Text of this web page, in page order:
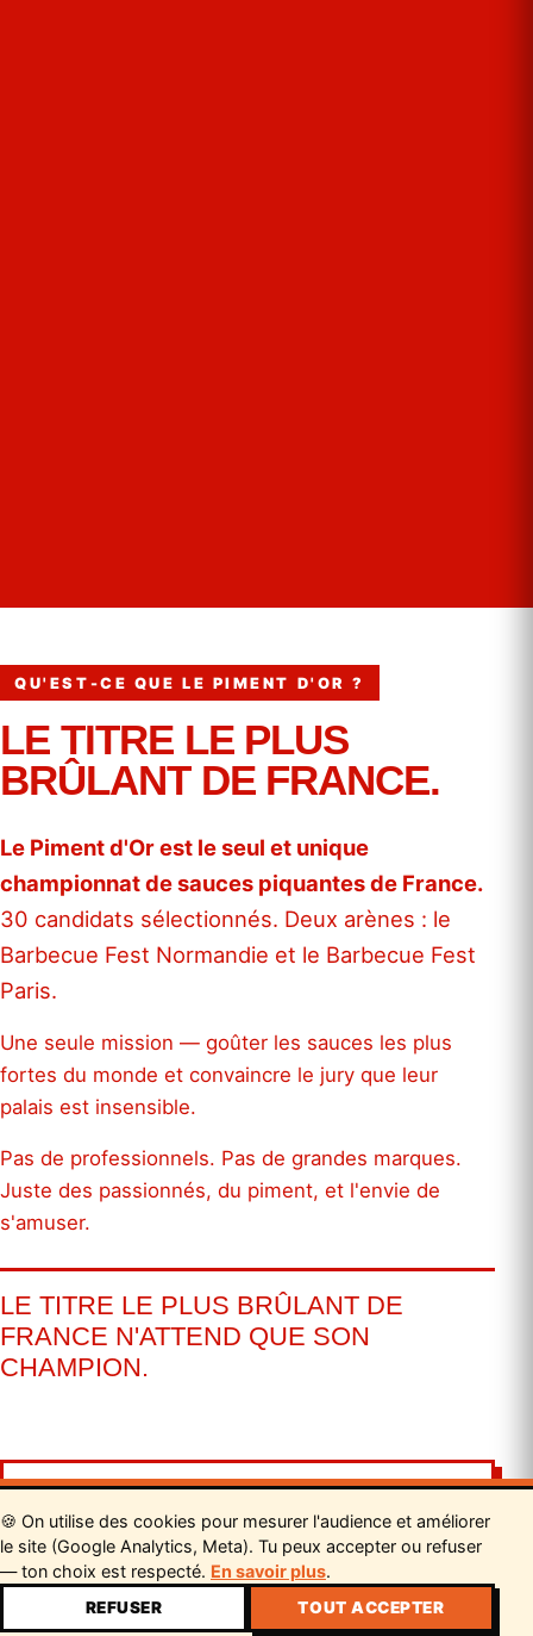
QU'EST-CE QUE LE PIMENT D'OR ?
LE TITRE LE PLUS
BRÛLANT DE FRANCE.
Le Piment d'Or est le seul et unique
championnat de sauces piquantes de France.
30 candidats sélectionnés. Deux arènes : le
Barbecue Fest Normandie et le Barbecue Fest
Paris.
Une seule mission — goûter les sauces les plus
fortes du monde et convaincre le jury que leur
palais est insensible.
Pas de professionnels. Pas de grandes marques.
Juste des passionnés, du piment, et l'envie de
s'amuser.
LE TITRE LE PLUS BRÛLANT DE
FRANCE N'ATTEND QUE SON
CHAMPION.
30
CANDIDATS SÉLECTIONNÉS
🍪 On utilise des cookies pour mesurer l'audience et améliorer
le site (Google Analytics, Meta). Tu peux accepter ou refuser
— ton choix est respecté. En savoir plus.
REFUSER TOUT ACCEPTER